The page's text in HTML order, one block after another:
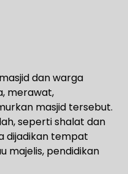
dan warga
merawat,
masjid tersebut.
seperti shalat dan
dijadikan tempat
majelis, pendidikan